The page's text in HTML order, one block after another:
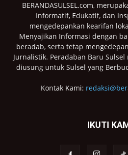
BERANDASULSEL.com,
Informatif, Edukatif, dan
mengedepankan kearifan
Menyajikan Informasi dengan
beradab, serta tetap
Jurnalistik. Peradaban Baru
diusung untuk Sulsel yang
Kontak Kami:
IKUTI